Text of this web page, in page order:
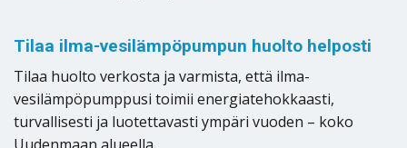
Tilaa ilma-vesilämpöpumpun huolto helposti
Tilaa huolto verkosta ja varmista, että ilma-
vesilämpöpumppusi toimii energiatehokkaasti,
turvallisesti ja luotettavasti ympäri vuoden – koko